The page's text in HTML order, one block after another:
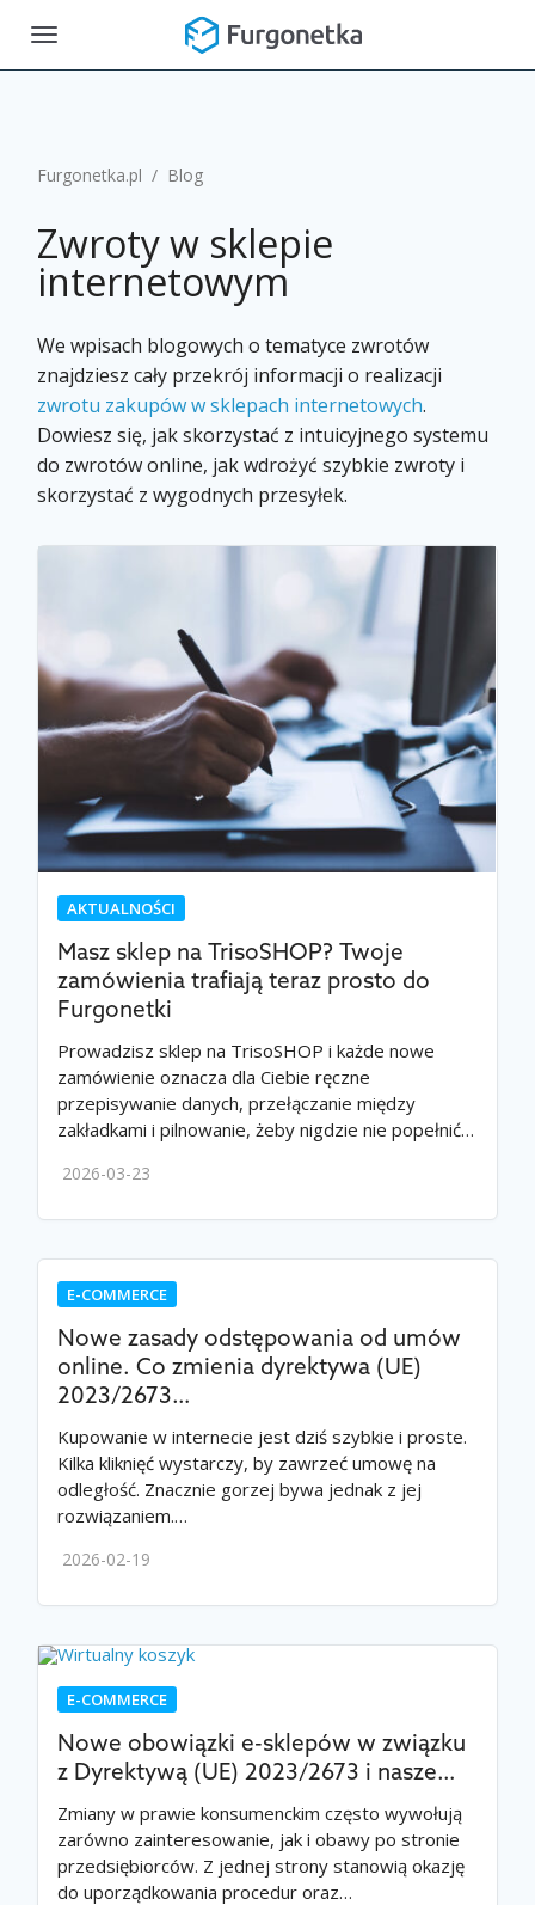
Toggle
Furgonetka.pl / Blog
Zwroty w sklepie
internetowym
We wpisach blogowych o tematyce zwrotów
znajdziesz cały przekrój informacji o realizacji
zwrotu zakupów w sklepach internetowych.
Dowiesz się, jak skorzystać z intuicyjnego systemu
do zwrotów online, jak wdrożyć szybkie zwroty i
skorzystać z wygodnych przesyłek.
AKTUALNOŚCI
Masz sklep na TrisoSHOP? Twoje
zamówienia trafiają teraz prosto do
Furgonetki
Prowadzisz sklep na TrisoSHOP i każde nowe
zamówienie oznacza dla Ciebie ręczne
przepisywanie danych, przełączanie między
zakładkami i pilnowanie, żeby nigdzie nie popełnić…
2026-03-23
E-COMMERCE
Nowe zasady odstępowania od umów
online. Co zmienia dyrektywa (UE)
2023/2673…
Kupowanie w internecie jest dziś szybkie i proste.
Kilka kliknięć wystarczy, by zawrzeć umowę na
odległość. Znacznie gorzej bywa jednak z jej
rozwiązaniem.…
2026-02-19
E-COMMERCE
Nowe obowiązki e-sklepów w związku
z Dyrektywą (UE) 2023/2673 i nasze…
Zmiany w prawie konsumenckim często wywołują
zarówno zainteresowanie, jak i obawy po stronie
przedsiębiorców. Z jednej strony stanowią okazję
do uporządkowania procedur oraz…